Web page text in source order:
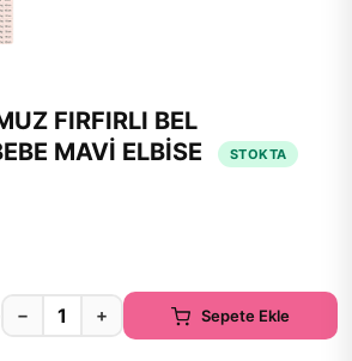
FIRFIRLI BEL
MAVİ ELBİSE
STOKTA
− + Sepete Ekle